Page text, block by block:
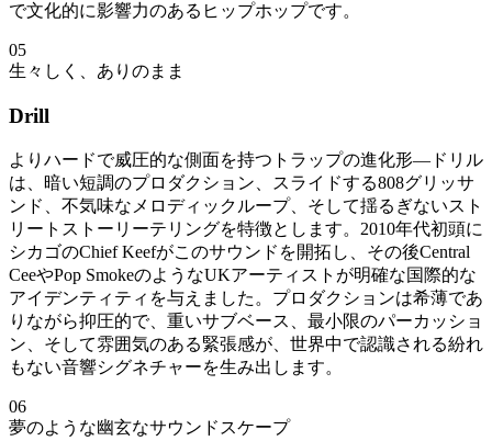
で文化的に影響力のあるヒップホップです。
05
生々しく、ありのまま
Drill
よりハードで威圧的な側面を持つトラップの進化形—ドリル
は、暗い短調のプロダクション、スライドする808グリッサ
ンド、不気味なメロディックループ、そして揺るぎないスト
リートストーリーテリングを特徴とします。2010年代初頭に
シカゴのChief Keefがこのサウンドを開拓し、その後Central
CeeやPop SmokeのようなUKアーティストが明確な国際的な
アイデンティティを与えました。プロダクションは希薄であ
りながら抑圧的で、重いサブベース、最小限のパーカッショ
ン、そして雰囲気のある緊張感が、世界中で認識される紛れ
もない音響シグネチャーを生み出します。
06
夢のような幽玄なサウンドスケープ